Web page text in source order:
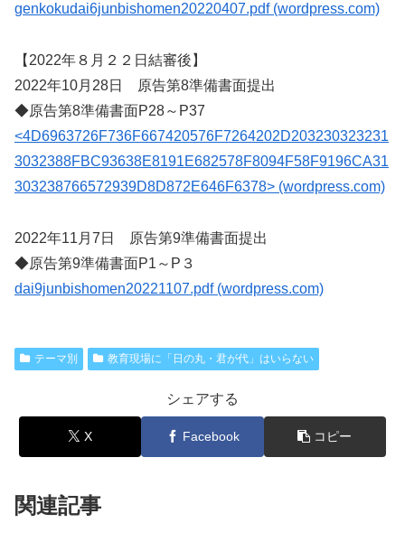
genkokudai6junbishomen20220407.pdf (wordpress.com)
【2022年８月２２日結審後】
2022年10月28日 原告第8準備書面提出
◆原告第8準備書面P28～P37
<4D6963726F736F667420576F7264202D203230323231
3032388FBC93638E8191E682578F8094F58F9196CA31
303238766572939D8D872E646F6378> (wordpress.com)
2022年11月7日 原告第9準備書面提出
◆原告第9準備書面P1～P３
dai9junbishomen20221107.pdf (wordpress.com)
テーマ別 教育現場に「日の丸・君が代」はいらない
シェアする
X Facebook コピー
関連記事